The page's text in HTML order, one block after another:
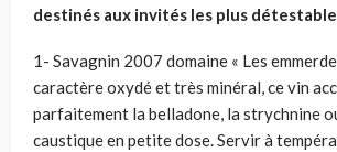
destinés aux invités les plus
1- Savagnin 2007 domaine « Les
caractère oxydé et très minéral, ce vin
parfaitement la belladone, la strychnine
caustique en petite dose. Servir à